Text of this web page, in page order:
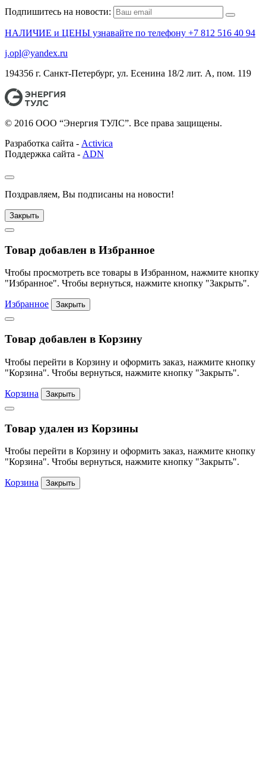
Подпишитесь на новости:
НАЛИЧИЕ и ЦЕНЫ узнавайте по телефону +7 812 516 40 94
j.opl@yandex.ru
194356 г. Санкт-Петербург, ул. Есенина 18/2 лит. А, пом. 119
© 2016 ООО “Энергия ТУЛС”. Все права защищены.
Разработка сайта - Activica
Поддержка сайта - ADN
Поздравляем, Вы подписаны на новости!
Закрыть
Товар добавлен в Избранное
Чтобы просмотреть все товары в Избранном, нажмите кнопку
"Избранное". Чтобы вернуться, нажмите кнопку "Закрыть".
Избранное Закрыть
Товар добавлен в Корзину
Чтобы перейти в Корзину и оформить заказ, нажмите кнопку
"Корзина". Чтобы вернуться, нажмите кнопку "Закрыть".
Корзина Закрыть
Товар удален из Корзины
Чтобы перейти в Корзину и оформить заказ, нажмите кнопку
"Корзина". Чтобы вернуться, нажмите кнопку "Закрыть".
Корзина Закрыть